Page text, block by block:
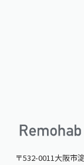
〒532-0011大阪市